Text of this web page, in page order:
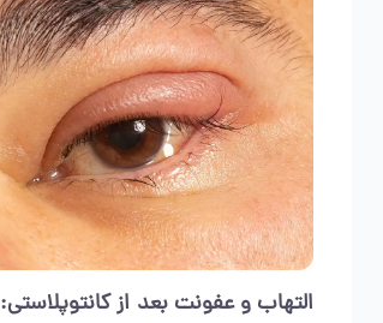
التهاب و عفونت بعد از کانتوپلاستی: